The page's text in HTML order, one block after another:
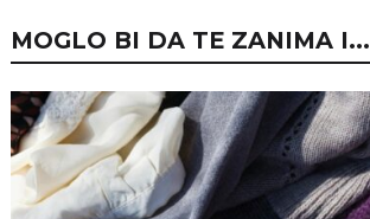
MOGLO BI DA TE ZANIMA I...